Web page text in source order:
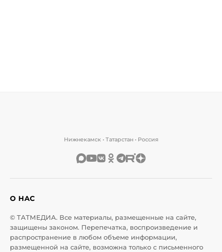
Нижнекамск • Татарстан • Россия
О НАС
© ТАТМЕДИА. Все материалы, размещенные на сайте,
защищены законом. Перепечатка, воспроизведение и
распространение в любом объеме информации,
размещенной на сайте, возможна только с письменного